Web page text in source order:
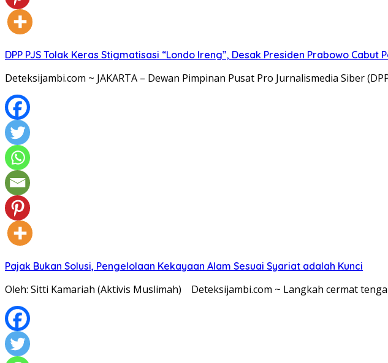
DPP PJS Tolak Keras Stigmatisasi “Londo Ireng”, Desak Presiden Prabowo Cabut
Deteksijambi.com ~ JAKARTA – Dewan Pimpinan Pusat Pro Jurnalismedia Siber
Pajak Bukan Solusi, Pengelolaan Kekayaan Alam Sesuai Syariat adalah Kunci
Oleh: Sitti Kamariah (Aktivis Muslimah) Deteksijambi.com ~ Langkah cermat